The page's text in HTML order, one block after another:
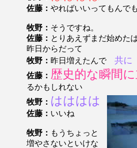
佐藤： やればいいってもんで
牧野： そうですね。
佐藤： とりあえずまだ始めた
昨日からだって
牧野： 昨日増えたんで 共に
佐藤： 歴史的な瞬間
るかもしれない
牧野： はははは
佐藤： いいね
牧野： もうちょっと
増やさないといけな